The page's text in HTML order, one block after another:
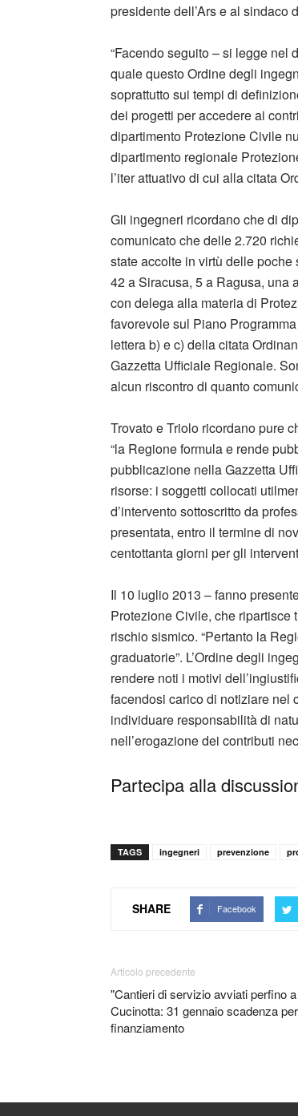
presidente dell’Ars e al sindaco
“Facendo seguito – si legge nel
quale questo Ordine degli
soprattutto sui tempi di
dei progetti per accedere ai
dipartimento Protezione Civile
dipartimento regionale
l’iter attuativo di cui alla citata
Gli ingegneri ricordano che di
comunicato che delle 2.720
state accolte in virtù delle
42 a Siracusa, 5 a Ragusa, una
con delega alla materia di
favorevole sul Piano
lettera b) e c) della citata
Gazzetta Ufficiale Regionale.
alcun riscontro di quanto
Trovato e Triolo ricordano pure
“la Regione formula e rende
pubblicazione nella Gazzetta
risorse: i soggetti collocati
d’intervento sottoscritto da
presentata, entro il termine di
centottanta giorni per gli
Il 10 luglio 2013 – fanno
Protezione Civile, che
rischio sismico. “Pertanto la
graduatorie”. L’Ordine degli
rendere noti i motivi
facendosi carico di notiziare nel
individuare responsabilità di
nell’erogazione dei contributi
Partecipa alla
TAGS ingegneri prevenzione
SHARE Facebook
Articolo precedente
"Cantieri di servizio avviati perfino
Cucinotta: 31 gennaio scadenza per
finanziamento